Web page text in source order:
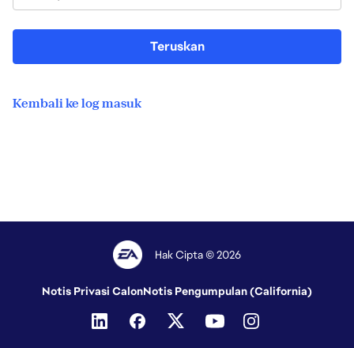
Teruskan
Kembali ke log masuk
Hak Cipta © 2026
Notis Privasi CalonNotis Pengumpulan (California)